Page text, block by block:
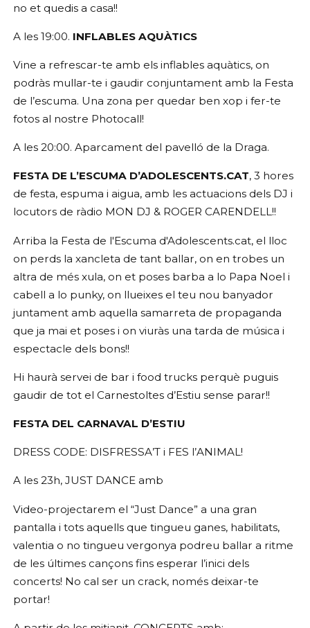
no et quedis a casa!!
A les 19:00. INFLABLES AQUÀTICS
Vine a refrescar-te amb els inflables aquàtics, on
podràs mullar-te i gaudir conjuntament amb la Festa
de l’escuma. Una zona per quedar ben xop i fer-te
fotos al nostre Photocall!
A les 20:00. Aparcament del pavelló de la Draga.
FESTA DE L’ESCUMA D’ADOLESCENTS.CAT, 3 hores
de festa, espuma i aigua, amb les actuacions dels DJ i
locutors de ràdio MON DJ & ROGER CARENDELL!!
Arriba la Festa de l'Escuma d'Adolescents.cat, el lloc
on perds la xancleta de tant ballar, on en trobes un
altra de més xula, on et poses barba a lo Papa Noel i
cabell a lo punky, on llueixes el teu nou banyador
juntament amb aquella samarreta de propaganda
que ja mai et poses i on viuràs una tarda de música i
espectacle dels bons!!
Hi haurà servei de bar i food trucks perquè puguis
gaudir de tot el Carnestoltes d’Estiu sense parar!!
FESTA DEL CARNAVAL D’ESTIU
DRESS CODE: DISFRESSA’T i FES l’ANIMAL!
A les 23h, JUST DANCE amb
Video-projectarem el “Just Dance” a una gran
pantalla i tots aquells que tingueu ganes, habilitats,
valentia o no tingueu vergonya podreu ballar a ritme
de les últimes cançons fins esperar l’inici dels
concerts! No cal ser un crack, només deixar-te
portar!